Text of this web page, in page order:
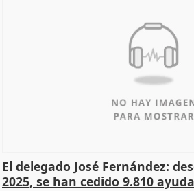
El delegado José Fernández:
2025, se han cedido 9.810